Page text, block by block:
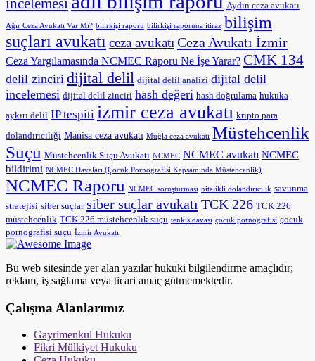
incelemesi
Aydın ceza avukatı
Ağır Ceza Avukatı Var Mı? bilirkişi raporu bilirkişi raporuna itiraz bilişim
suçları avukatı ceza avukatı Ceza Avukatı İzmir
Ceza Yargılamasında NCMEC Raporu Ne İşe Yarar? CMK 134
delil zinciri dijital delil dijital delil analizi dijital delil
incelemesi dijital delil zinciri hash değeri hash doğrulama hukuka
aykırı delil IP tespiti izmir ceza avukatı kripto para
dolandırıcılığı Manisa ceza avukatı Muğla ceza avukatı Müstehcenlik
Suçu Müstehcenlik Suçu Avukatı NCMEC NCMEC avukatı NCMEC
bildirimi NCMEC Davaları (Çocuk Pornografisi Kapsamında Müstehcenlik)
NCMEC Raporu NCMEC soruşturması nitelikli dolandırıcılık savunma
stratejisi siber suçlar siber suçlar avukatı TCK 226 TCK 226
müstehcenlik TCK 226 müstehcenlik suçu tenkis davası çocuk pornografisi çocuk
pornografisi suçu İzmir Avukatı
Bu web sitesinde yer alan yazılar hukuki bilgilendirme amaçlıdır;
reklam, iş sağlama veya ticari amaç gütmemektedir.
Çalışma Alanlarımız
Gayrimenkul Hukuku
Fikri Mülkiyet Hukuku